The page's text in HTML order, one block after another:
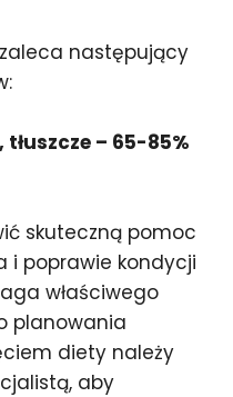
następujący
– 65-85%
skuteczną pomoc
i poprawie kondycji
właściwego
planowania
diety należy
aby